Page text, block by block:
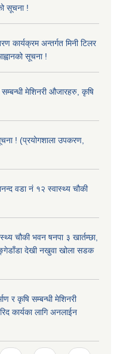
सूचना !
कार्यक्रम अन्तर्गत मिनी टिलर
सूचना !
मेशिनरी औजारहरु, कृषि
! (प्रयोगशाला उपकरण,
वडा नं १२ स्वास्थ्य चौकी
चौकी भवन षनपा ३ खार्तम्छा,
देखी नखुवा खोला सडक
र कृषि सम्बन्धी मेशिनरी
कार्यका लागि अनलाईन